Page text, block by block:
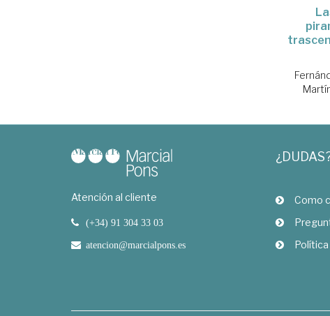
Atención al cliente
(+34) 91 304 33 03
atencion@marcialpons.es
Como